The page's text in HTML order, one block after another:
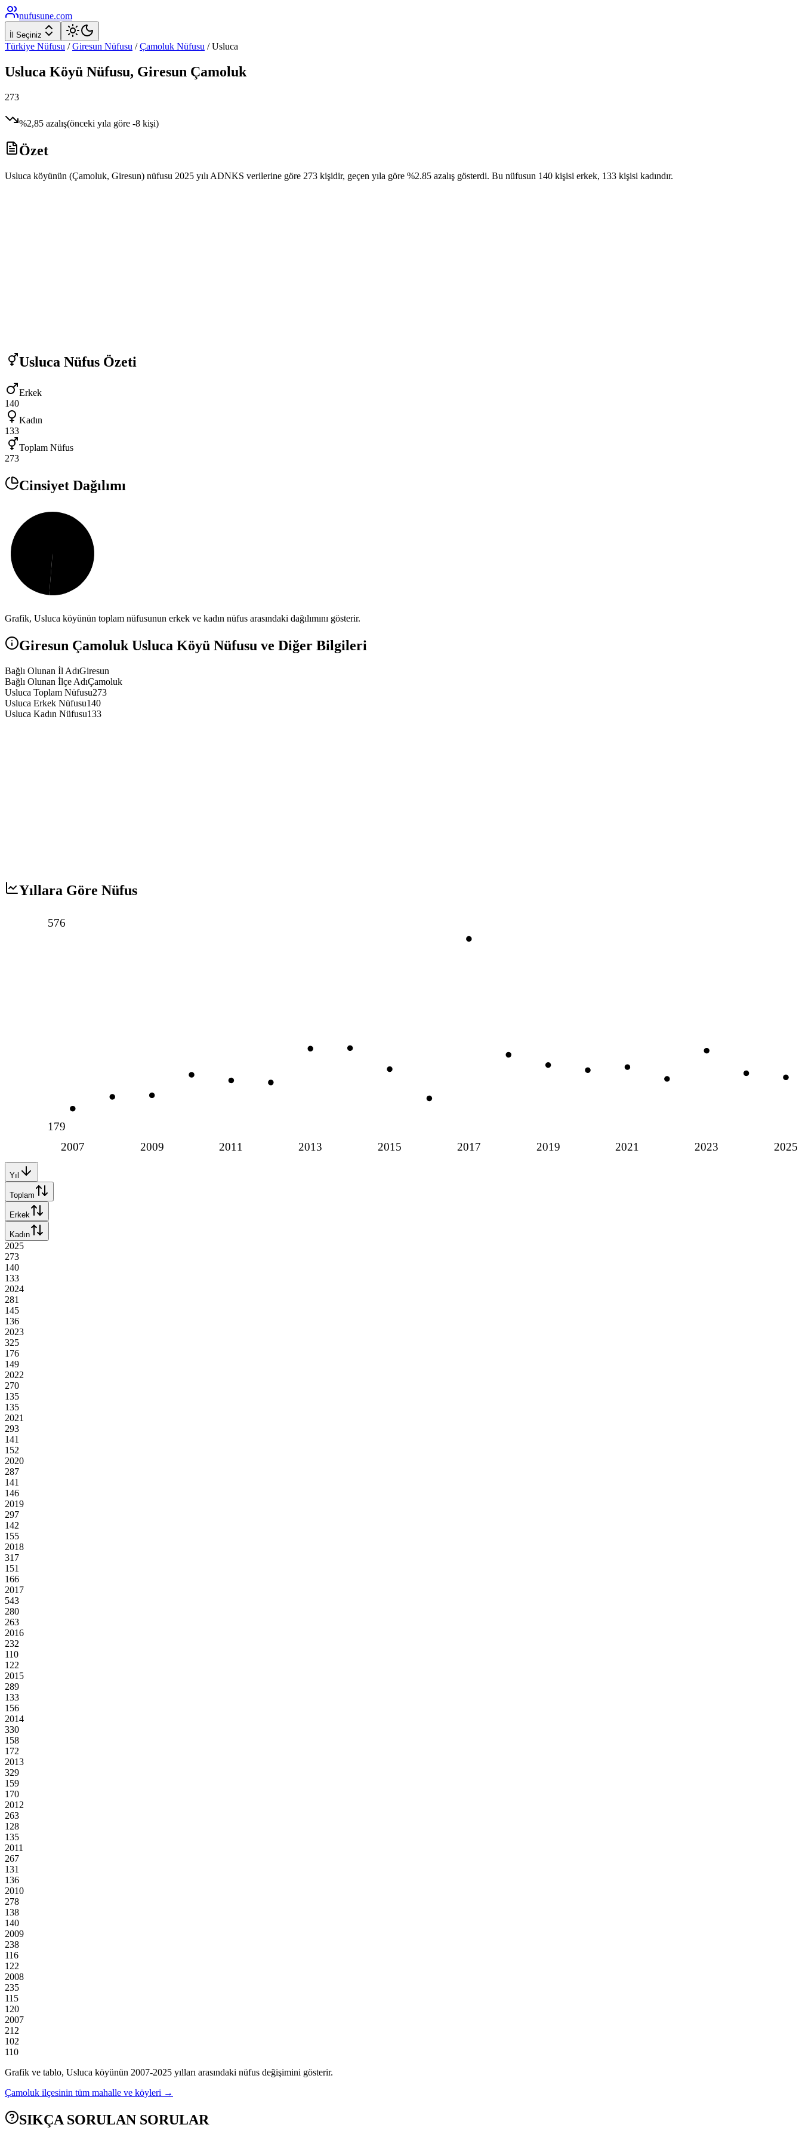
nufusune.com
İl Seçiniz
Türkiye Nüfusu / Giresun Nüfusu / Çamoluk Nüfusu /Usluca
Usluca Köyü Nüfusu, Giresun Çamoluk
273
%2,85 azalış(önceki yıla göre -8 kişi)
Özet
Usluca köyünün (Çamoluk, Giresun) nüfusu 2025 yılı ADNKS verilerine göre 273 kişidir, geçen yıla göre %2.85 azalış gösterdi. Bu nüfusun 140 kişisi erkek, 133 kişisi kadındır.
Usluca Nüfus Özeti
Erkek
140
Kadın
133
Toplam Nüfus
273
Cinsiyet Dağılımı
Grafik, Usluca köyünün toplam nüfusunun erkek ve kadın nüfus arasındaki dağılımını gösterir.
Giresun Çamoluk Usluca Köyü Nüfusu ve Diğer Bilgileri
Bağlı Olunan İl AdıGiresun
Bağlı Olunan İlçe AdıÇamoluk
Usluca Toplam Nüfusu273
Usluca Erkek Nüfusu140
Usluca Kadın Nüfusu133
Yıllara Göre Nüfus
2007 2009 2011 2013 2015 2017 2019 2021 2023 2025
576
179
Yıl
Toplam
Erkek
Kadın
2025
273
140
133
2024
281
145
136
2023
325
176
149
2022
270
135
135
2021
293
141
152
2020
287
141
146
2019
297
142
155
2018
317
151
166
2017
543
280
263
2016
232
110
122
2015
289
133
156
2014
330
158
172
2013
329
159
170
2012
263
128
135
2011
267
131
136
2010
278
138
140
2009
238
116
122
2008
235
115
120
2007
212
102
110
Grafik ve tablo, Usluca köyünün 2007-2025 yılları arasındaki nüfus değişimini gösterir.
Çamoluk ilçesinin tüm mahalle ve köyleri →
SIKÇA SORULAN SORULAR